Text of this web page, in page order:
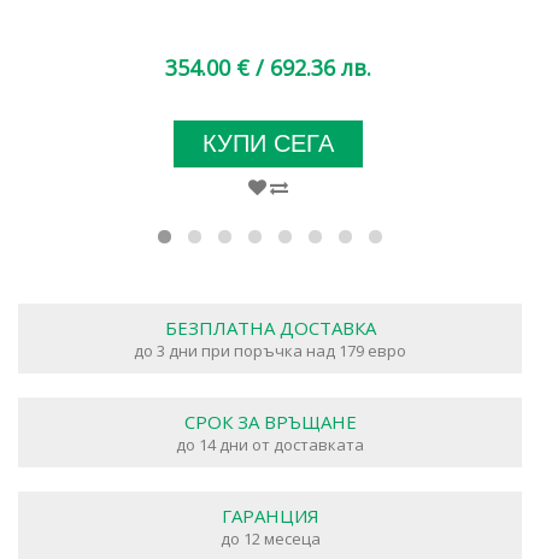
354.00 € / 692.36 лв.
КУПИ СЕГА
БЕЗПЛАТНА ДОСТАВКА
до 3 дни при поръчка над 179 евро
СРОК ЗА ВРЪЩАНЕ
до 14 дни от доставката
ГАРАНЦИЯ
до 12 месеца